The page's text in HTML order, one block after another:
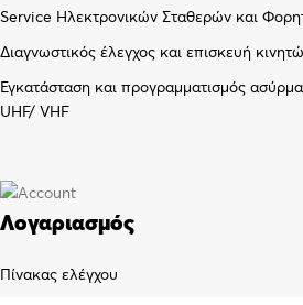
Service Ηλεκτρονικών Σταθερών και
Διαγνωστικός έλεγχος και επισκευή
Εγκατάσταση και προγραμματισμός
UHF/ VHF
Λογαριασμός
Πίνακας ελέγχου